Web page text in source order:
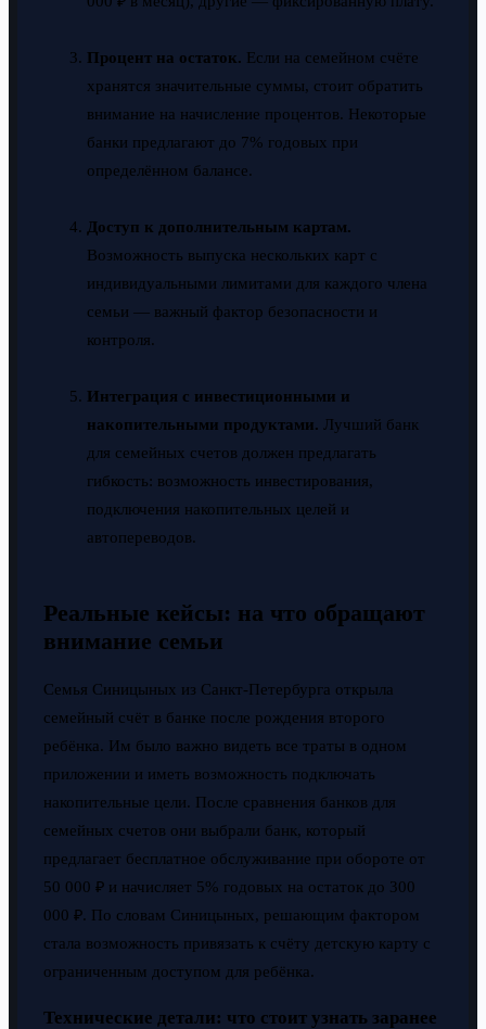
Процент на остаток. Если на семейном счёте
хранятся значительные суммы, стоит обратить
внимание на начисление процентов. Некоторые
банки предлагают до 7% годовых при
определённом балансе.
Доступ к дополнительным картам.
Возможность выпуска нескольких карт с
индивидуальными лимитами для каждого члена
семьи — важный фактор безопасности и
контроля.
Интеграция с инвестиционными и
накопительными продуктами. Лучший банк
для семейных счетов должен предлагать
гибкость: возможность инвестирования,
подключения накопительных целей и
автопереводов.
Реальные кейсы: на что обращают
внимание семьи
Семья Синицыных из Санкт-Петербурга открыла
семейный счёт в банке после рождения второго
ребёнка. Им было важно видеть все траты в одном
приложении и иметь возможность подключать
накопительные цели. После сравнения банков для
семейных счетов они выбрали банк, который
предлагает бесплатное обслуживание при обороте от
50 000 ₽ и начисляет 5% годовых на остаток до 300
000 ₽. По словам Синицыных, решающим фактором
стала возможность привязать к счёту детскую карту с
ограниченным доступом для ребёнка.
Технические детали: что стоит узнать заранее